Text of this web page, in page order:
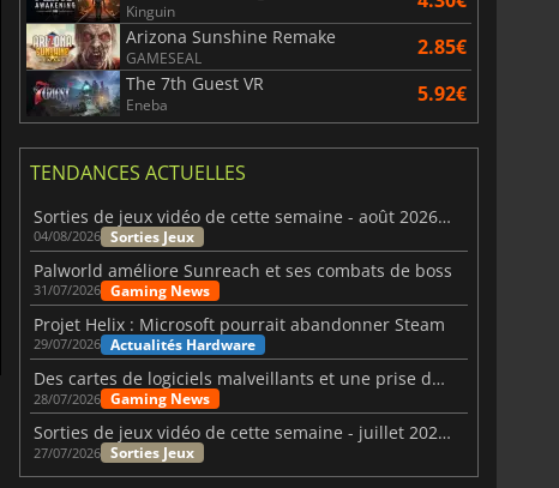
Kinguin
Arizona Sunshine Remake
GAMESEAL 2.85€
The 7th Guest VR
Eneba 5.92€
TENDANCES ACTUELLES
Sorties de jeux vidéo de cette semaine - août 2026 (semaine 32)
04/08/2026 Sorties Jeux
Palworld améliore Sunreach et ses combats de boss
31/07/2026 Gaming News
Projet Helix : Microsoft pourrait abandonner Steam
29/07/2026 Actualités Hardware
Des cartes de logiciels malveillants et une prise de contrôle de Discord ont touché Meccha Chameleon
28/07/2026 Gaming News
Sorties de jeux vidéo de cette semaine - juillet 2026 (semaine 31)
27/07/2026 Sorties Jeux